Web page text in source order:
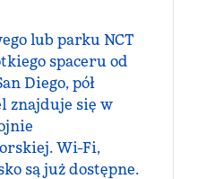
lub parku NCT
spaceru od
Diego, pół
znajduje się w
Wi-Fi,
są już dostępne.